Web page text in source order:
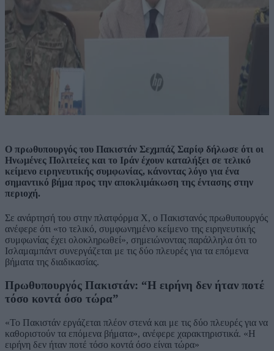
Ο πρωθυπουργός του Πακιστάν Σεχμπάζ Σαρίφ δήλωσε ότι οι
Ηνωμένες Πολιτείες και το Ιράν έχουν καταλήξει σε τελικό
κείμενο ειρηνευτικής συμφωνίας, κάνοντας λόγο για ένα
σημαντικό βήμα προς την αποκλιμάκωση της έντασης στην
περιοχή.
Σε ανάρτησή του στην πλατφόρμα Χ, ο Πακιστανός πρωθυπουργός
ανέφερε ότι «το τελικό, συμφωνημένο κείμενο της ειρηνευτικής
συμφωνίας έχει ολοκληρωθεί», σημειώνοντας παράλληλα ότι το
Ισλαμαμπάντ συνεργάζεται με τις δύο πλευρές για τα επόμενα
βήματα της διαδικασίας.
Πρωθυπουργός Πακιστάν: “Η ειρήνη δεν ήταν ποτέ
τόσο κοντά όσο τώρα”
«Το Πακιστάν εργάζεται πλέον στενά και με τις δύο πλευρές για να
καθοριστούν τα επόμενα βήματα», ανέφερε χαρακτηριστικά. «Η
ειρήνη δεν ήταν ποτέ τόσο κοντά όσο είναι τώρα»